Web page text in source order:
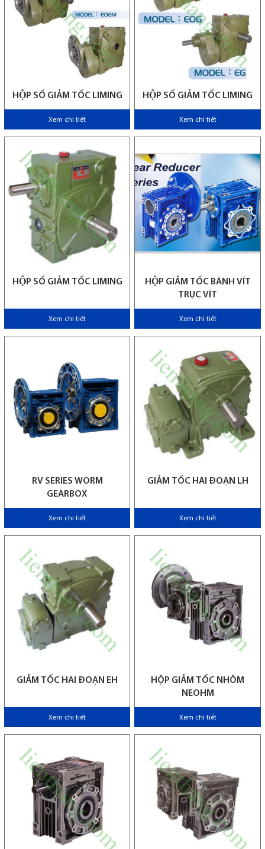
HỘP SỐ GIẢM TỐC LIMING
Xem chi tiết
HỘP SỐ GIẢM TỐC LIMING
Xem chi tiết
HỘP SỐ GIẢM TỐC LIMING
Xem chi tiết
HỘP GIẢM TỐC BÁNH VÍT
TRỤC VÍT
Xem chi tiết
RV SERIES WORM
GEARBOX
Xem chi tiết
GIẢM TỐC HAI ĐOẠN LH
Xem chi tiết
GIẢM TỐC HAI ĐOẠN EH
Xem chi tiết
HỘP GIẢM TỐC NHÔM
NEOHM
Xem chi tiết